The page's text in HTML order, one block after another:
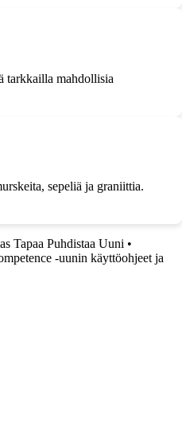
tarkkailla mahdollisia
sepeliä ja graniittia.
Tapaa Puhdistaa Uuni •
-uunin käyttöohjeet ja